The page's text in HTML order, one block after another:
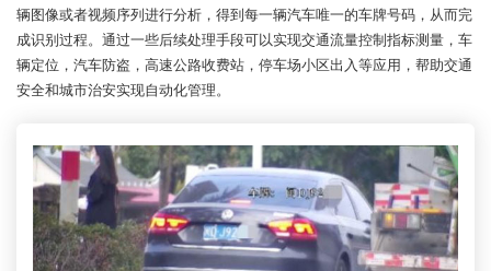
辆图像或者视频序列进行分析，得到每一辆汽车唯一的车牌号码，从而完
成识别过程。通过一些后续处理手段可以实现交通流量控制指标测量，车
辆定位，汽车防盗，高速公路收费站，停车场小区出入等应用，帮助交通
安全和城市治安实现自动化管理。